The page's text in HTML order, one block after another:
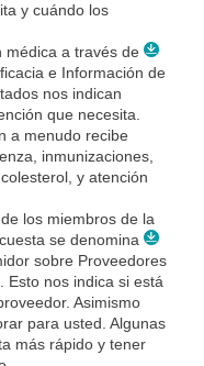
y cuándo los
médica a través de
e Información de
nos indican
que necesita.
a menudo recibe
inmunizaciones,
y atención
los miembros de la
se denomina
sobre Proveedores
Esto nos indica si está
Asimismo
para usted. Algunas
más rápido y tener